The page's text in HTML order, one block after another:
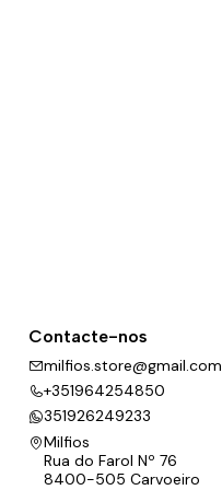
Contacte-nos
milfios.store@gmail.com
+351964254850
351926249233
Milfios
Rua do Farol Nº 76
8400-505 Carvoeiro